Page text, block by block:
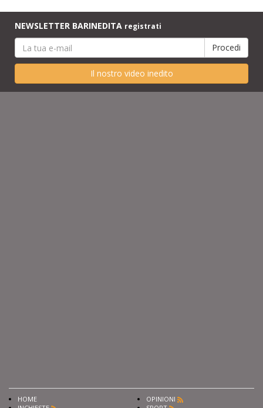
NEWSLETTER BARINEDITA registrati
Il nostro video inedito
HOME
OPINIONI